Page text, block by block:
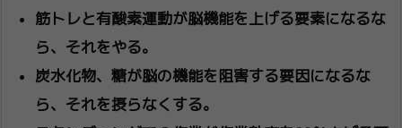
筋トレと有酸素運動が脳機能を上げる要素になるな
ら、それをやる。
炭水化物、糖が脳の機能を阻害する要因になるな
ら、それを摂らなくする。